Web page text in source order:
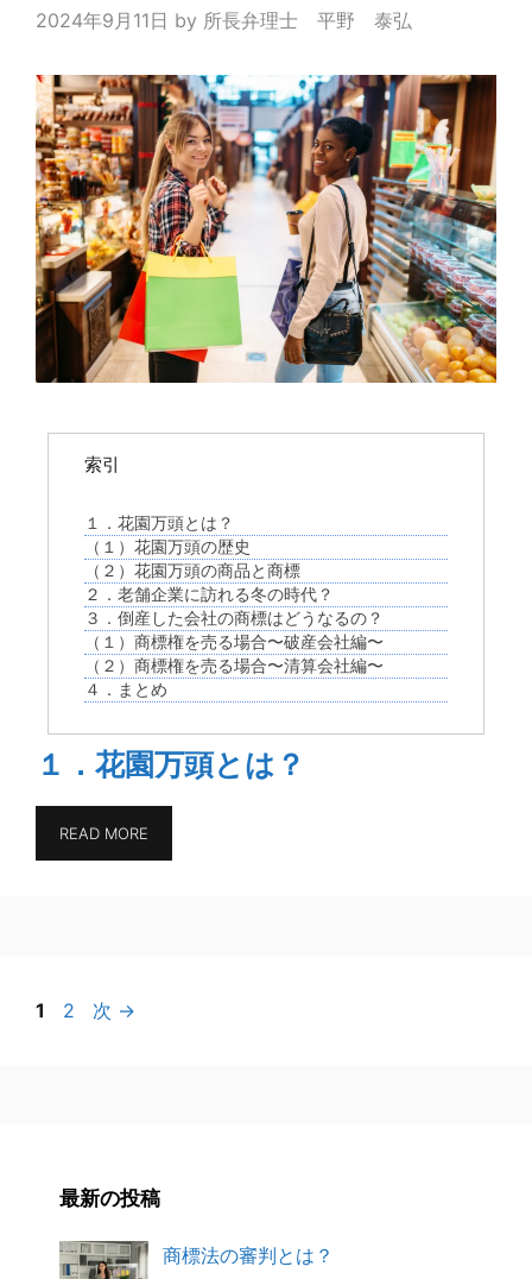
2024年9月11日 by 所長弁理士 平野 泰弘
索引
１．花園万頭とは？
（１）花園万頭の歴史
（２）花園万頭の商品と商標
２．老舗企業に訪れる冬の時代？
３．倒産した会社の商標はどうなるの？
（１）商標権を売る場合〜破産会社編〜
（２）商標権を売る場合〜清算会社編〜
４．まとめ
１．花園万頭とは？
READ MORE
ペ
1
ペ
2 次 →
最新の投稿
商標法の審判とは？